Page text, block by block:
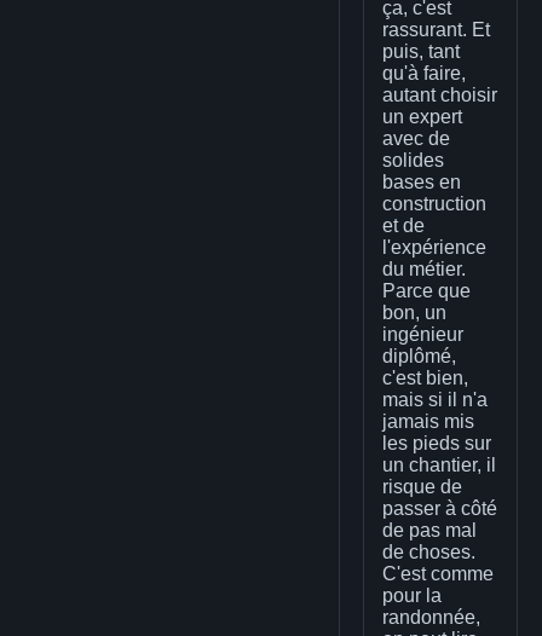
ça, c'est
rassurant. Et
puis, tant
qu'à faire,
autant choisir
un expert
avec de
solides
bases en
construction
et de
l'expérience
du métier.
Parce que
bon, un
ingénieur
diplômé,
c'est bien,
mais si il n'a
jamais mis
les pieds sur
un chantier, il
risque de
passer à côté
de pas mal
de choses.
C'est comme
pour la
randonnée,